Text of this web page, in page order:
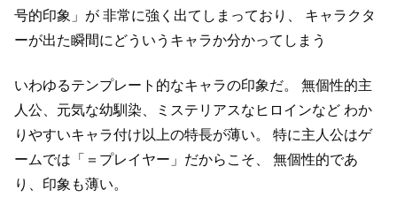
号的印象」が 非常に強く出てしまっており、
キャラクタ
ーが出た瞬間にどういうキャラか分かってしまう
いわゆるテンプレート的なキャラの印象だ。
無個性的主
人公、元気な幼馴染、ミステリアスなヒロインなど わか
りやすいキャラ付け以上の特長が薄い。
特に主人公はゲ
ームでは「＝プレイヤー」だからこそ、
無個性的であ
り、印象も薄い。